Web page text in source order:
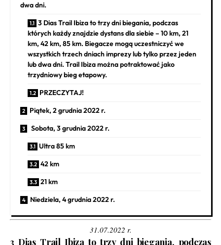
dwa dni.
3 Dias Trail Ibiza to trzy dni biegania, podczas
których każdy znajdzie dystans dla siebie – 10 km, 21
km, 42 km, 85 km. Biegacze mogą uczestniczyć we
wszystkich trzech dniach imprezy lub tylko przez jeden
lub dwa dni. Trail Ibiza można potraktować jako
trzydniowy bieg etapowy.
PRZECZYTAJ!
Piątek, 2 grudnia 2022 r.
Sobota, 3 grudnia 2022 r.
Ultra 85 km
42 km
21 km
Niedziela, 4 grudnia 2022 r.
31.07.2022 r.
3 Dias Trail Ibiza to trzy dni biegania, podczas